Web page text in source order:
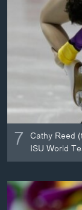
7 Cathy Reed
ISU World